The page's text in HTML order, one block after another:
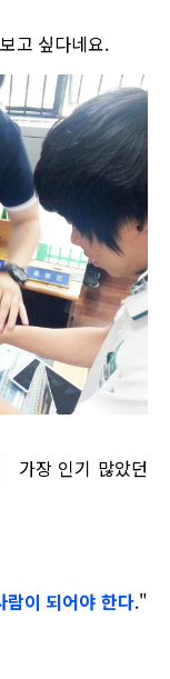
고 싶다네요.
가장 인기 많았던
이 되어야 한다."